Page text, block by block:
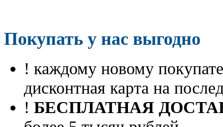
Покупать у нас выгодно
! каждому новому
дисконтная карта на
! БЕСПЛАТНАЯ